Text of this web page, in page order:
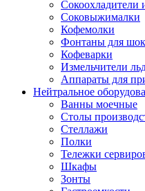
Сокоохладители
Соковыжималки
Кофемолки
Фонтаны для
Кофеварки
Измельчители
Аппараты для
Нейтральное
Ванны моечные
Столы
Стеллажи
Полки
Тележки
Шкафы
Зонты